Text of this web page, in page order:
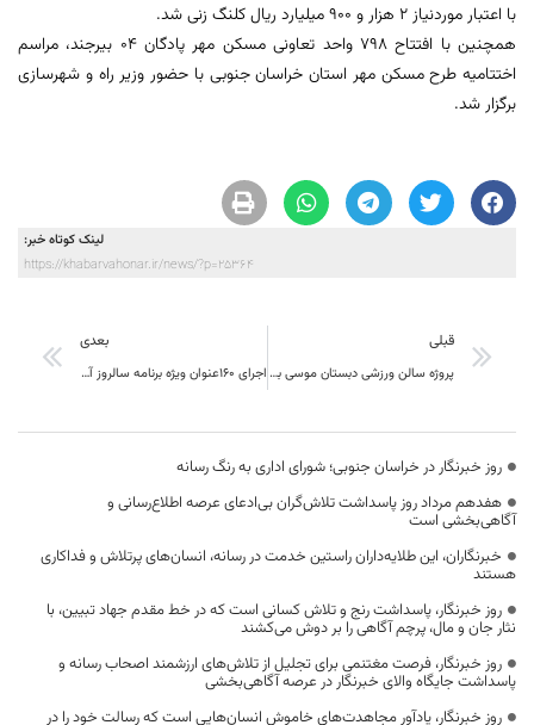
با اعتبار موردنیاز 2 هزار و 900 میلیارد ریال کلنگ زنی شد.
همچنین با افتتاح 798 واحد تعاونی مسکن مهر پادگان 04 بیرجند، مراسم
اختتامیه طرح مسکن مهر استان خراسان جنوبی با حضور وزیر راه و شهرسازی
برگزار شد.
لینک کوتاه خبر:
https://khabarvahonar.ir/news/?p=25364
قبلی
پروژه سالن ورزشی دبستان موسی بن جعفر بیرجند افتتاح شد
بعدی
اجرای ۱۶۰عنوان ویژه برنامه سالروز آزاد سازی خرمشهر درخراسان جنوبی
روز خبرنگار در خراسان جنوبی؛ شورای اداری به رنگ رسانه
هفدهم مرداد روز پاسداشت تلاش‌گران بی‌ادعای عرصه اطلاع‌رسانی و
آگاهی‌بخشی است
خبرنگاران، این طلایه‌داران راستین خدمت در رسانه، انسان‌های پرتلاش و فداکاری
هستند
روز خبرنگار، پاسداشت رنج و تلاش کسانی است که در خط مقدم جهاد تبیین، با
نثار جان و مال، پرچم آگاهی را بر دوش می‌کشند
روز خبرنگار، فرصت مغتنمی برای تجلیل از تلاش‌های ارزشمند اصحاب رسانه و
پاسداشت جایگاه والای خبرنگار در عرصه آگاهی‌بخشی
روز خبرنگار، یادآور مجاهدت‌های خاموش انسان‌هایی است که رسالت خود را در